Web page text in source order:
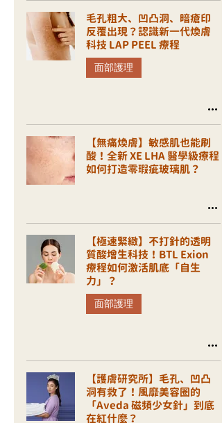
毛孔粗大、凹凸洞、暗瘡印
反覆出現？認識新一代煥膚
科技 LAP PEEL 療程
面部護理
【無痛煥膚】敏感肌也能刷
酸！全新 XE LHA 醫學級療程
如何打造零瑕疵玻璃肌？
【極速緊緻】不打針的透明
質酸增生科技！BTL Exion
療程如何激活肌底「自生
力」？
面部護理
【護膚研究所】毛孔、凹凸
洞有救了！風靡美容圈的
「Aveda 磁頻少女針」到底
在紅什麼？